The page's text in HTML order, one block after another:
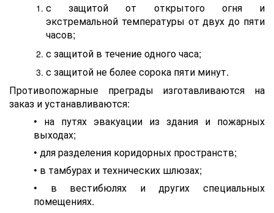
с защитой от открытого огня и
экстремальной температуры от двух до пяти
часов;
с защитой в течение одного часа;
с защитой не более сорока пяти минут.
Противопожарные преграды изготавливаются на
заказ и устанавливаются:
• на путях эвакуации из здания и пожарных
выходах;
• для разделения коридорных пространств;
• в тамбурах и технических шлюзах;
• в вестибюлях и других специальных
помещениях.